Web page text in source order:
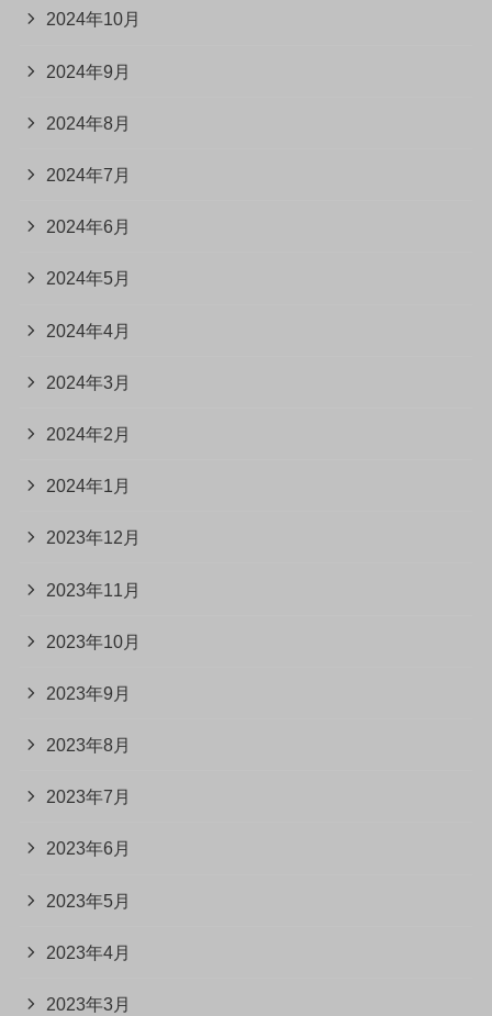
2024年10月
2024年9月
2024年8月
2024年7月
2024年6月
2024年5月
2024年4月
2024年3月
2024年2月
2024年1月
2023年12月
2023年11月
2023年10月
2023年9月
2023年8月
2023年7月
2023年6月
2023年5月
2023年4月
2023年3月